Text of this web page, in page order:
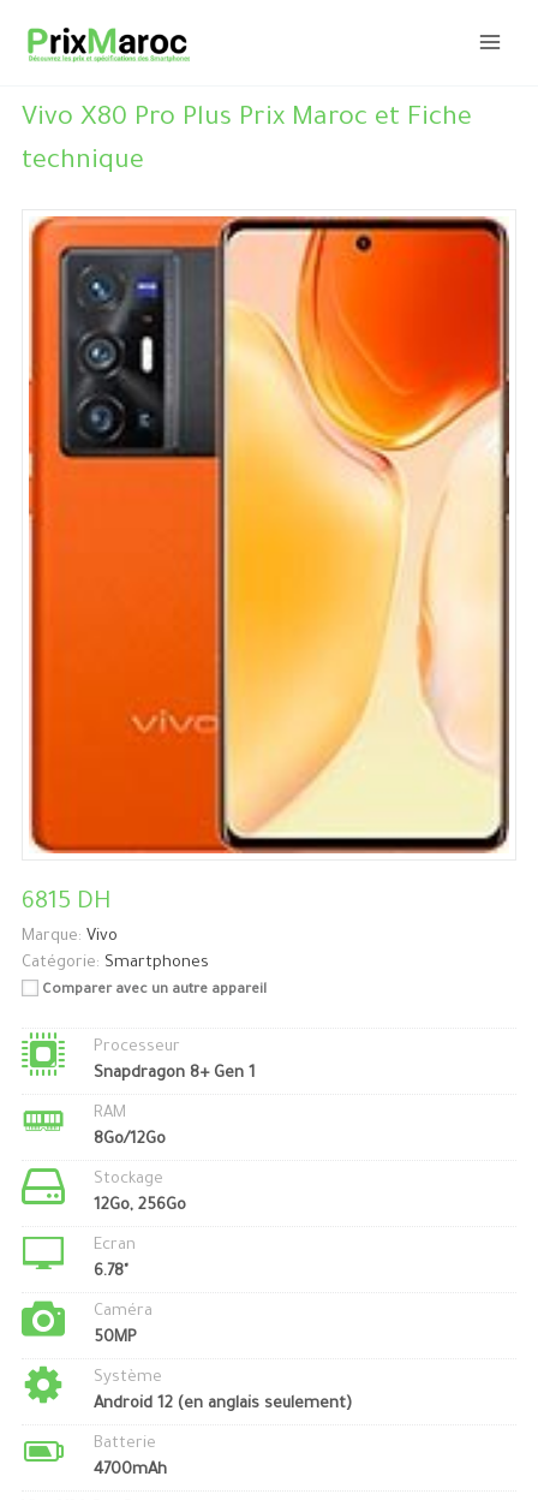
Vivo X80 Pro Plus Prix Maroc et Fiche
technique
6815 DH
Marque: Vivo
Catégorie: Smartphones
Comparer avec un autre appareil
Processeur
Snapdragon 8+ Gen 1
RAM
8Go/12Go
Stockage
12Go, 256Go
Ecran
6.78"
Caméra
50MP
Système
Android 12 (en anglais seulement)
Batterie
4700mAh